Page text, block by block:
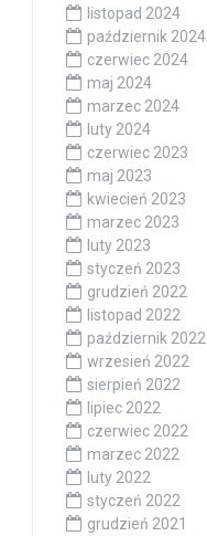
listopad 2024
październik 2024
czerwiec 2024
maj 2024
marzec 2024
luty 2024
czerwiec 2023
maj 2023
kwiecień 2023
marzec 2023
luty 2023
styczeń 2023
grudzień 2022
listopad 2022
październik 2022
wrzesień 2022
sierpień 2022
lipiec 2022
czerwiec 2022
marzec 2022
luty 2022
styczeń 2022
grudzień 2021